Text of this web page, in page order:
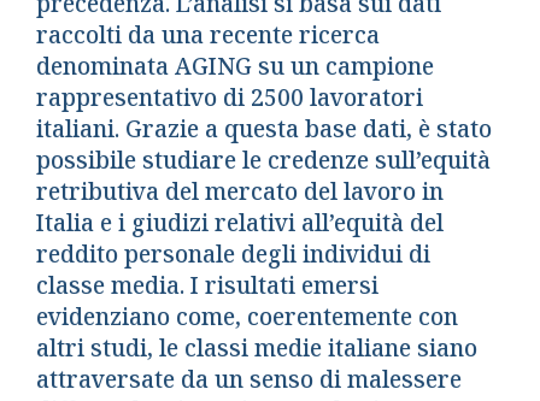
raccolti da una recente ricerca
denominata AGING su un campione
rappresentativo di 2500 lavoratori
italiani. Grazie a questa base dati, è stato
possibile studiare le credenze sull’equità
retributiva del mercato del lavoro in
Italia e i giudizi relativi all’equità del
reddito personale degli individui di
classe media. I risultati emersi
evidenziano come, coerentemente con
altri studi, le classi medie italiane siano
attraversate da un senso di malessere